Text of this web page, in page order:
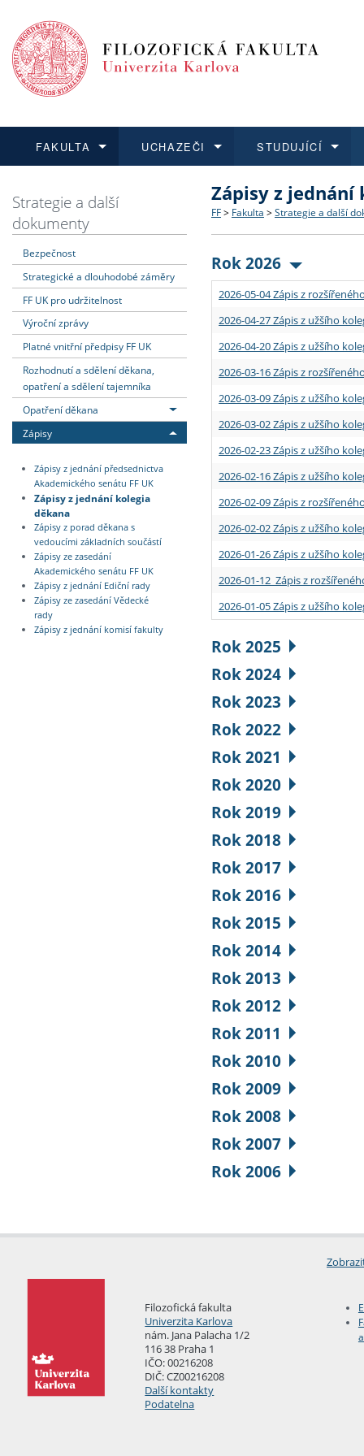
FAKULTA
Dozvědět se více
Struktura a historie
Strategie a další
Podpora a benefity pro
Absolventi fakulty
UCHAZEČI
Podat přihlášku
Co studovat a jak se
Učitelské studijní
Informace k průběhu
STUDUJÍCÍ
Dozvědět se více
Bakalářské a magisterské
Doktorské studium
Rigorózní řízení
Dozvědět se více
O vědě a výzkumu na FF
Akademické kvalifikace
Granty a projekty
Dozvědět se více
Aktuální nabídky a
Vyjíždějící studenti
Přijíždějící studenti
Vyjíždějící zaměstnanci
Strategie a další
dokumenty
Bezpečnost
Strategické a dlouhodobé záměry
FF UK pro udržitelnost
Výroční zprávy
Platné vnitřní předpisy FF UK
Rozhodnutí a sdělení děkana,
opatření a sdělení tajemníka
Opatření děkana
Zápisy
Zápisy z jednání předsednictva
Akademického senátu FF UK
Zápisy z jednání kolegia
děkana
Zápisy z porad děkana s
vedoucími základních součástí
Zápisy ze zasedání
Akademického senátu FF UK
Zápisy z jednání Ediční rady
Zápisy ze zasedání Vědecké
rady
Zápisy z jednání komisí fakulty
Zápisy z jednání
FF > Fakulta > Strategie a další
Rok 2026
2026-05-04 Zápis z
2026-04-27 Zápis z užšího
2026-04-20 Zápis z užšího
2026-03-16 Zápis z
2026-03-09 Zápis z užšího
2026-03-02 Zápis z užšího
2026-02-23 Zápis z užšího
2026-02-16 Zápis z užšího
2026-02-09 Zápis z
2026-02-02 Zápis z užšího
2026-01-26 Zápis z užšího
2026-01-12 Zápis z
2026-01-05 Zápis z užšího
Rok 2025
Rok 2024
Rok 2023
Rok 2022
Rok 2021
Rok 2020
Rok 2019
Rok 2018
Rok 2017
Rok 2016
Rok 2015
Rok 2014
Rok 2013
Rok 2012
Rok 2011
Rok 2010
Rok 2009
Rok 2008
Rok 2007
Rok 2006
Filozofická fakulta
Univerzita Karlova
nám. Jana Palacha 1/2
116 38 Praha 1
IČO: 00216208
DIČ: CZ00216208
Další kontakty
Podatelna